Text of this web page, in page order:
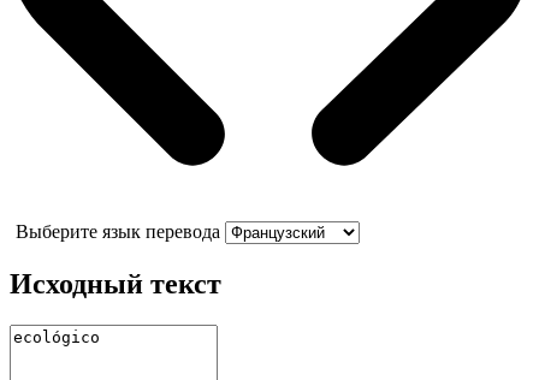
Выберите язык перевода
Исходный текст